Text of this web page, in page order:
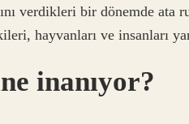
verdikleri bir dönemde ata
hayvanları ve insanları
inanıyor?